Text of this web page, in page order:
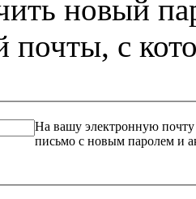
новый
почты, с
На вашу электронную почту
письмо с новым паролем и